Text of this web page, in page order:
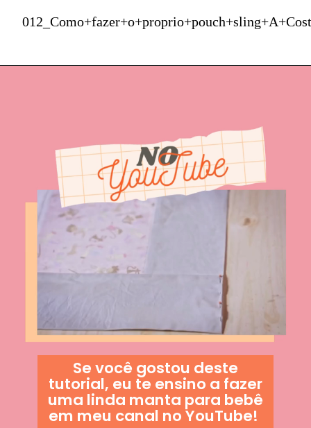
Se você gostou deste
tutorial, eu te ensino a fazer
uma linda manta para bebê
em meu canal no YouTube!